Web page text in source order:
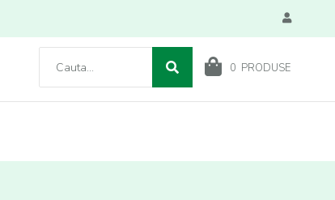
0 PRODUSE